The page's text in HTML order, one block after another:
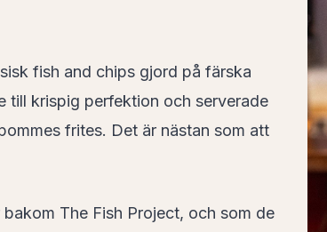
fish and chips gjord på färska
till krispig perfektion och serverade
frites. Det är nästan som att
The Fish Project, och som de